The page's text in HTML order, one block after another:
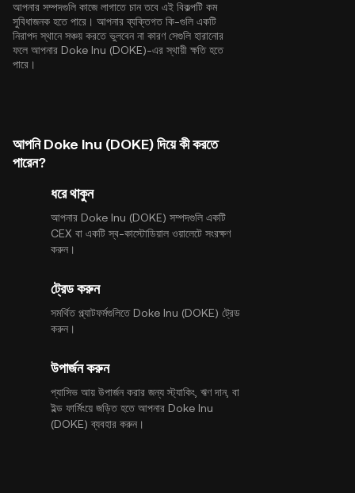
আপনার সম্পদগুলি কাজে লাগাতে চান তবে এই বিকল্পটি কম
সুবিধাজনক হতে পারে। আপনার ব্যক্তিগত কি-গুলি একটি
নিরাপদ স্থানে সঞ্চয় করতে ভুলবেন না কারণ সেগুলি হারানোর
ফলে আপনার Doke Inu (DOKE)-এর স্থায়ী ক্ষতি হতে
পারে।
আপনি Doke Inu (DOKE) দিয়ে কী করতে
পারেন?
ধরে থাকুন
আপনার Doke Inu (DOKE) সম্পদগুলি একটি
CEX বা একটি স্ব-কাস্টোডিয়াল ওয়ালেটে সংরক্ষণ
করুন।
ট্রেড করুন
সমর্থিত প্ল্যাটফর্মগুলিতে Doke Inu (DOKE) ট্রেড
করুন।
উপার্জন করুন
প্যাসিভ আয় উপার্জন করার জন্য স্ট্যাকিং, ঋণ দান, বা
ইল্ড ফার্মিংয়ে জড়িত হতে আপনার Doke Inu
(DOKE) ব্যবহার করুন।